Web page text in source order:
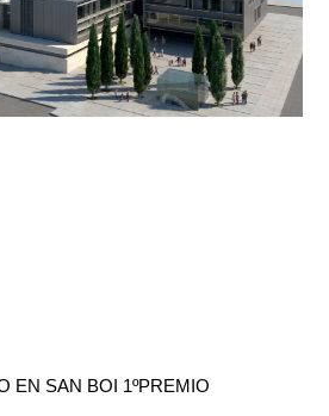
EN SAN BOI 1ºPREMIO